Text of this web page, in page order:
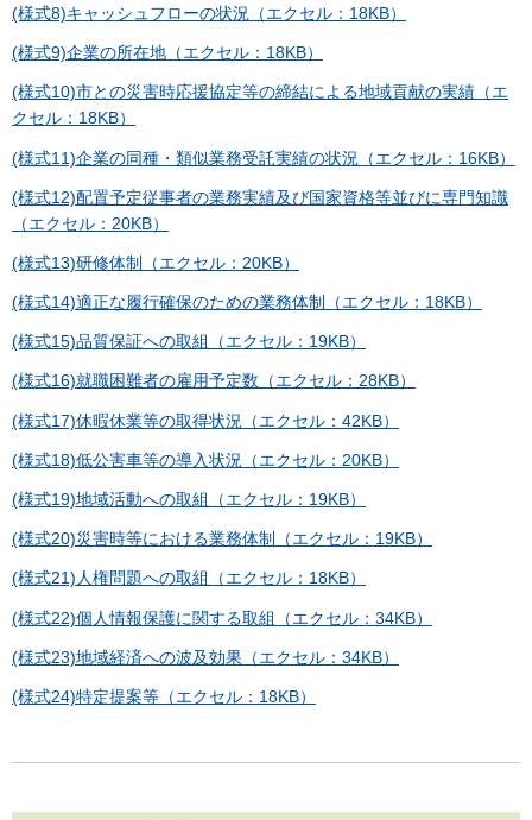
(様式8)キャッシュフローの状況（エクセル：18KB）
(様式9)企業の所在地（エクセル：18KB）
(様式10)市との災害時応援協定等の締結による地域貢献の実績（エ
クセル：18KB）
(様式11)企業の同種・類似業務受託実績の状況（エクセル：16KB）
(様式12)配置予定従事者の業務実績及び国家資格等並びに専門知識
（エクセル：20KB）
(様式13)研修体制（エクセル：20KB）
(様式14)適正な履行確保のための業務体制（エクセル：18KB）
(様式15)品質保証への取組（エクセル：19KB）
(様式16)就職困難者の雇用予定数（エクセル：28KB）
(様式17)休暇休業等の取得状況（エクセル：42KB）
(様式18)低公害車等の導入状況（エクセル：20KB）
(様式19)地域活動への取組（エクセル：19KB）
(様式20)災害時等における業務体制（エクセル：19KB）
(様式21)人権問題への取組（エクセル：18KB）
(様式22)個人情報保護に関する取組（エクセル：34KB）
(様式23)地域経済への波及効果（エクセル：34KB）
(様式24)特定提案等（エクセル：18KB）